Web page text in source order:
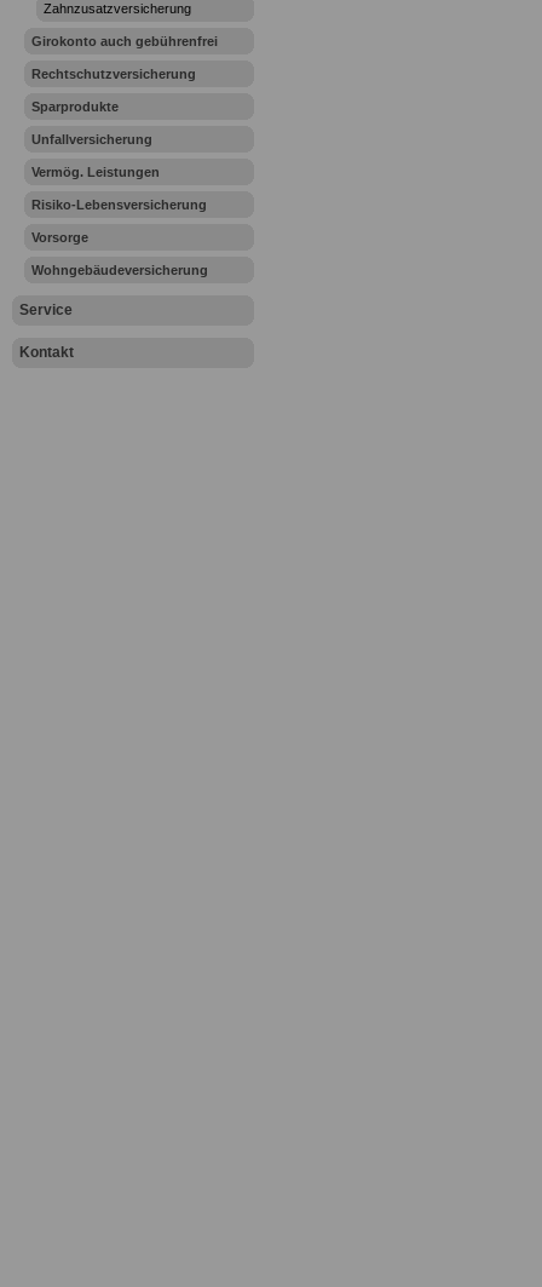
Zahnzusatzversicherung
Girokonto auch gebührenfrei
Rechtschutzversicherung
Sparprodukte
Unfallversicherung
Vermög. Leistungen
Risiko-Lebensversicherung
Vorsorge
Wohngebäudeversicherung
Service
Kontakt